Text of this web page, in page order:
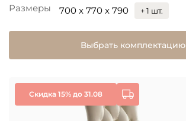
Размеры 700 x 770 x 790 + 1 шт.
Выбрать комплектацию
Скидка 15% до 31.08